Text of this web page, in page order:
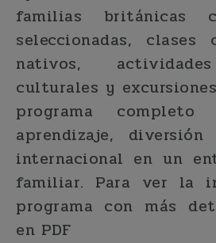
familias británicas
seleccionadas, clases
nativos,
culturales y
programa completo
aprendizaje,
internacional en un
familiar. Para ver la
programa con más
en PDF